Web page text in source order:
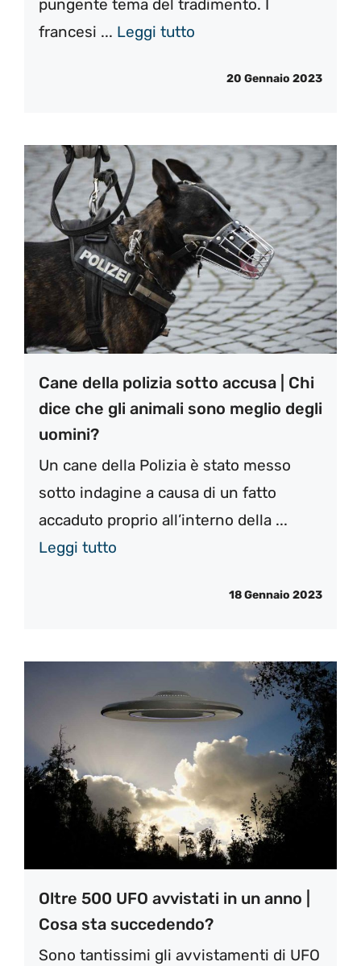
pungente tema del tradimento. I
francesi ... Leggi tutto
20 Gennaio 2023
Cane della polizia sotto accusa | Chi
dice che gli animali sono meglio degli
uomini?
Un cane della Polizia è stato messo
sotto indagine a causa di un fatto
accaduto proprio all’interno della ...
Leggi tutto
18 Gennaio 2023
Oltre 500 UFO avvistati in un anno |
Cosa sta succedendo?
Sono tantissimi gli avvistamenti di UFO